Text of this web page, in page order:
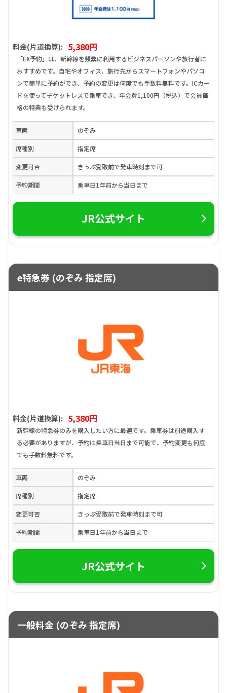
料金(片道換算): 5,380円
「EX予約」は、新幹線を頻繁に利用するビジネスパーソンや旅行者に
おすすめです。自宅やオフィス、旅行先からスマートフォンやパソコ
ンで簡単に予約ができ、予約の変更は何度でも手数料無料です。ICカー
ドを使ってチケットレスで乗車でき、年会費1,100円（税込）で会員価
格の特典も受けられます。
車両 のぞみ
席種別 指定席
変更可否 きっぷ受取前で発車時刻まで可
予約期間 乗車日1年前から当日まで
JR公式サイト
e特急券 (のぞみ 指定席)
料金(片道換算): 5,380円
新幹線の特急券のみを購入したい方に最適です。乗車券は別途購入す
る必要がありますが、予約は乗車日当日まで可能で、予約変更も何度
でも手数料無料です。
車両 のぞみ
席種別 指定席
変更可否 きっぷ受取前で発車時刻まで可
予約期間 乗車日1年前から当日まで
JR公式サイト
一般料金 (のぞみ 指定席)